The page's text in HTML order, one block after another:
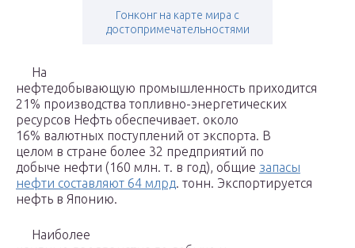
Гонконг на карте мира с
достопримечательностями
На
нефтедобывающую промышленность приходится
21% производства топливно-энергетических
ресурсов Нефть обеспечивает. около
16% валютных поступлений от экспорта. В
целом в стране более 32 предприятий по
добыче нефти (160 млн. т. в год), общие запасы
нефти составляют 64 млрд. тонн. Экспортируется
нефть в Японию.
Наиболее